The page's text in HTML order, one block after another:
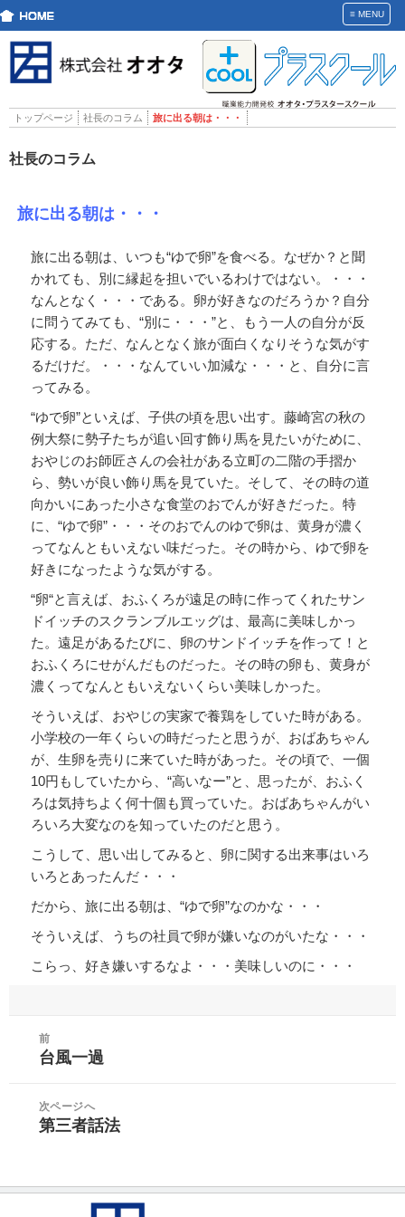
≡MENU
トップページ 社長のコラム 旅に出る朝は・・・
社長のコラム
旅に出る朝は・・・
旅に出る朝は、いつも“ゆで卵”を食べる。なぜか？と聞
かれても、別に縁起を担いでいるわけではない。・・・
なんとなく・・・である。卵が好きなのだろうか？自分
に問うてみても、“別に・・・”と、もう一人の自分が反
応する。ただ、なんとなく旅が面白くなりそうな気がす
るだけだ。・・・なんていい加減な・・・と、自分に言
ってみる。
“ゆで卵”といえば、子供の頃を思い出す。藤崎宮の秋の
例大祭に勢子たちが追い回す飾り馬を見たいがために、
おやじのお師匠さんの会社がある立町の二階の手摺か
ら、勢いが良い飾り馬を見ていた。そして、その時の道
向かいにあった小さな食堂のおでんが好きだった。特
に、“ゆで卵”・・・そのおでんのゆで卵は、黄身が濃く
ってなんともいえない味だった。その時から、ゆで卵を
好きになったような気がする。
“卵“と言えば、おふくろが遠足の時に作ってくれたサン
ドイッチのスクランブルエッグは、最高に美味しかっ
た。遠足があるたびに、卵のサンドイッチを作って！と
おふくろにせがんだものだった。その時の卵も、黄身が
濃くってなんともいえないくらい美味しかった。
そういえば、おやじの実家で養鶏をしていた時がある。
小学校の一年くらいの時だったと思うが、おばあちゃん
が、生卵を売りに来ていた時があった。その頃で、一個
10円もしていたから、“高いなー”と、思ったが、おふく
ろは気持ちよく何十個も買っていた。おばあちゃんがい
ろいろ大変なのを知っていたのだと思う。
こうして、思い出してみると、卵に関する出来事はいろ
いろとあったんだ・・・
だから、旅に出る朝は、“ゆで卵”なのかな・・・
そういえば、うちの社員で卵が嫌いなのがいたな・・・
こらっ、好き嫌いするなよ・・・美味しいのに・・・
前
前
投
稿:
台風一過
次ページへ
次
稿:
第三者話法